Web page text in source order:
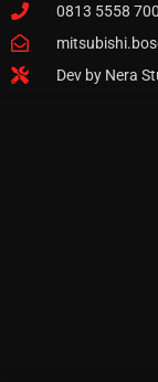
0813 5558
Dev by Nera